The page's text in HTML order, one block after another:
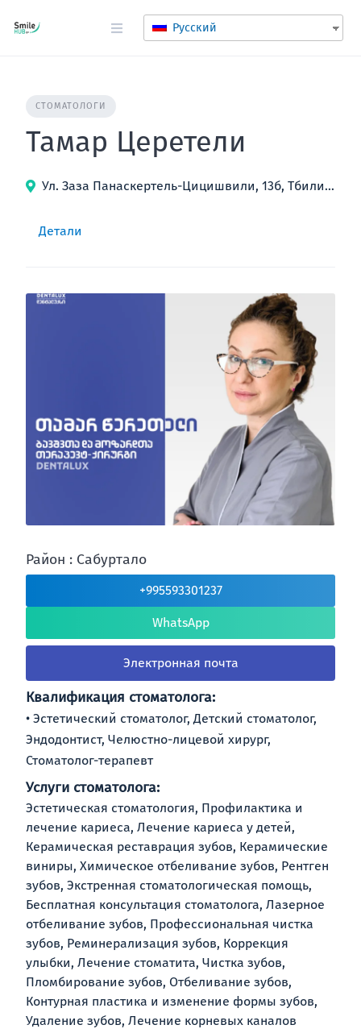
Русский
СТОМАТОЛОГИ
Тамар Церетели
Ул. Заза Панаскертель-Цицишвили, 13б, Тбилиси, Грузия
Детали
Район : Сабуртало
+995593301237
WhatsApp
Электронная почта
Квалификация стоматолога:
Эстетический стоматолог, Детский стоматолог,
Эндодонтист, Челюстно-лицевой хирург,
Стоматолог-терапевт
Услуги стоматолога:
Эстетическая стоматология, Профилактика и
лечение кариеса, Лечение кариеса у детей,
Керамическая реставрация зубов, Керамические
виниры, Химическое отбеливание зубов, Рентген
зубов, Экстренная стоматологическая помощь,
Бесплатная консультация стоматолога, Лазерное
отбеливание зубов, Профессиональная чистка
зубов, Реминерализация зубов, Коррекция
улыбки, Лечение стоматита, Чистка зубов,
Пломбирование зубов, Отбеливание зубов,
Контурная пластика и изменение формы зубов,
Удаление зубов, Лечение корневых каналов